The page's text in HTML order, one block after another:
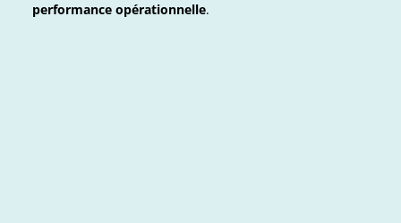
performance opérationnelle.